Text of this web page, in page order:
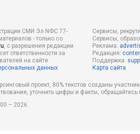
СМИ Эл NФС 77-
- только со
, с разрешения редакции
ответственности за
на сайте.
данных
Сервисы,
Сервисы,
Реклама:
Редакция:
Поддержка:
Карта сайта
проект, 80% текстов созданы
уточнить цифры и факты,
– 2026.